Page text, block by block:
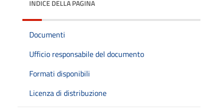
INDICE DELLA PAGINA
Documenti
Ufficio responsabile del documento
Formati disponibili
Licenza di distribuzione